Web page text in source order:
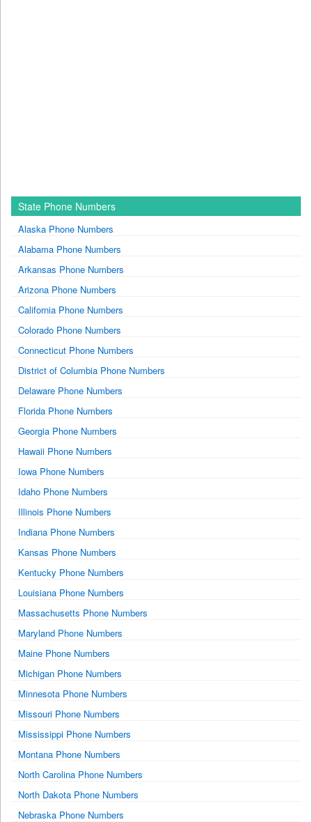
State Phone Numbers
Alaska Phone Numbers
Alabama Phone Numbers
Arkansas Phone Numbers
Arizona Phone Numbers
California Phone Numbers
Colorado Phone Numbers
Connecticut Phone Numbers
District of Columbia Phone Numbers
Delaware Phone Numbers
Florida Phone Numbers
Georgia Phone Numbers
Hawaii Phone Numbers
Iowa Phone Numbers
Idaho Phone Numbers
Illinois Phone Numbers
Indiana Phone Numbers
Kansas Phone Numbers
Kentucky Phone Numbers
Louisiana Phone Numbers
Massachusetts Phone Numbers
Maryland Phone Numbers
Maine Phone Numbers
Michigan Phone Numbers
Minnesota Phone Numbers
Missouri Phone Numbers
Mississippi Phone Numbers
Montana Phone Numbers
North Carolina Phone Numbers
North Dakota Phone Numbers
Nebraska Phone Numbers